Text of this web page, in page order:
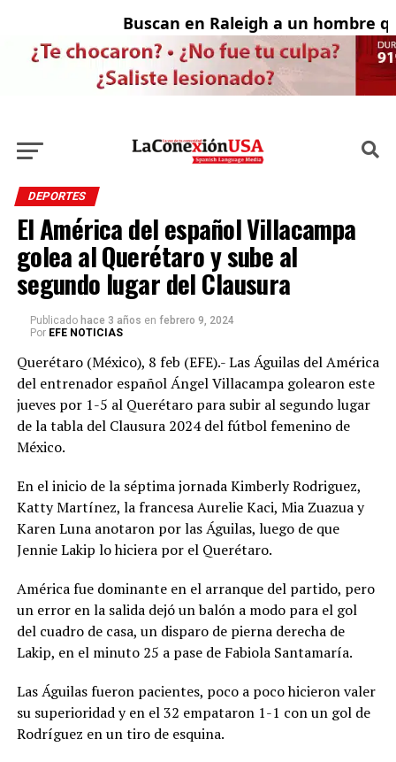
Buscan en Raleigh a un hombre
DEPORTES
El América del español Villacampa
golea al Querétaro y sube al
segundo lugar del Clausura
Publicado hace 3 años en febrero 9, 2024
Por EFE NOTICIAS
Querétaro (México), 8 feb (EFE).- Las Águilas del América
del entrenador español Ángel Villacampa golearon este
jueves por 1-5 al Querétaro para subir al segundo lugar
de la tabla del Clausura 2024 del fútbol femenino de
México.
En el inicio de la séptima jornada Kimberly Rodriguez,
Katty Martínez, la francesa Aurelie Kaci, Mia Zuazua y
Karen Luna anotaron por las Águilas, luego de que
Jennie Lakip lo hiciera por el Querétaro.
América fue dominante en el arranque del partido, pero
un error en la salida dejó un balón a modo para el gol
del cuadro de casa, un disparo de pierna derecha de
Lakip, en el minuto 25 a pase de Fabiola Santamaría.
Las Águilas fueron pacientes, poco a poco hicieron valer
su superioridad y en el 32 empataron 1-1 con un gol de
Rodríguez en un tiro de esquina.